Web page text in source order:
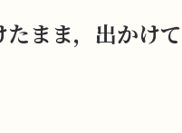
まま，出かけて